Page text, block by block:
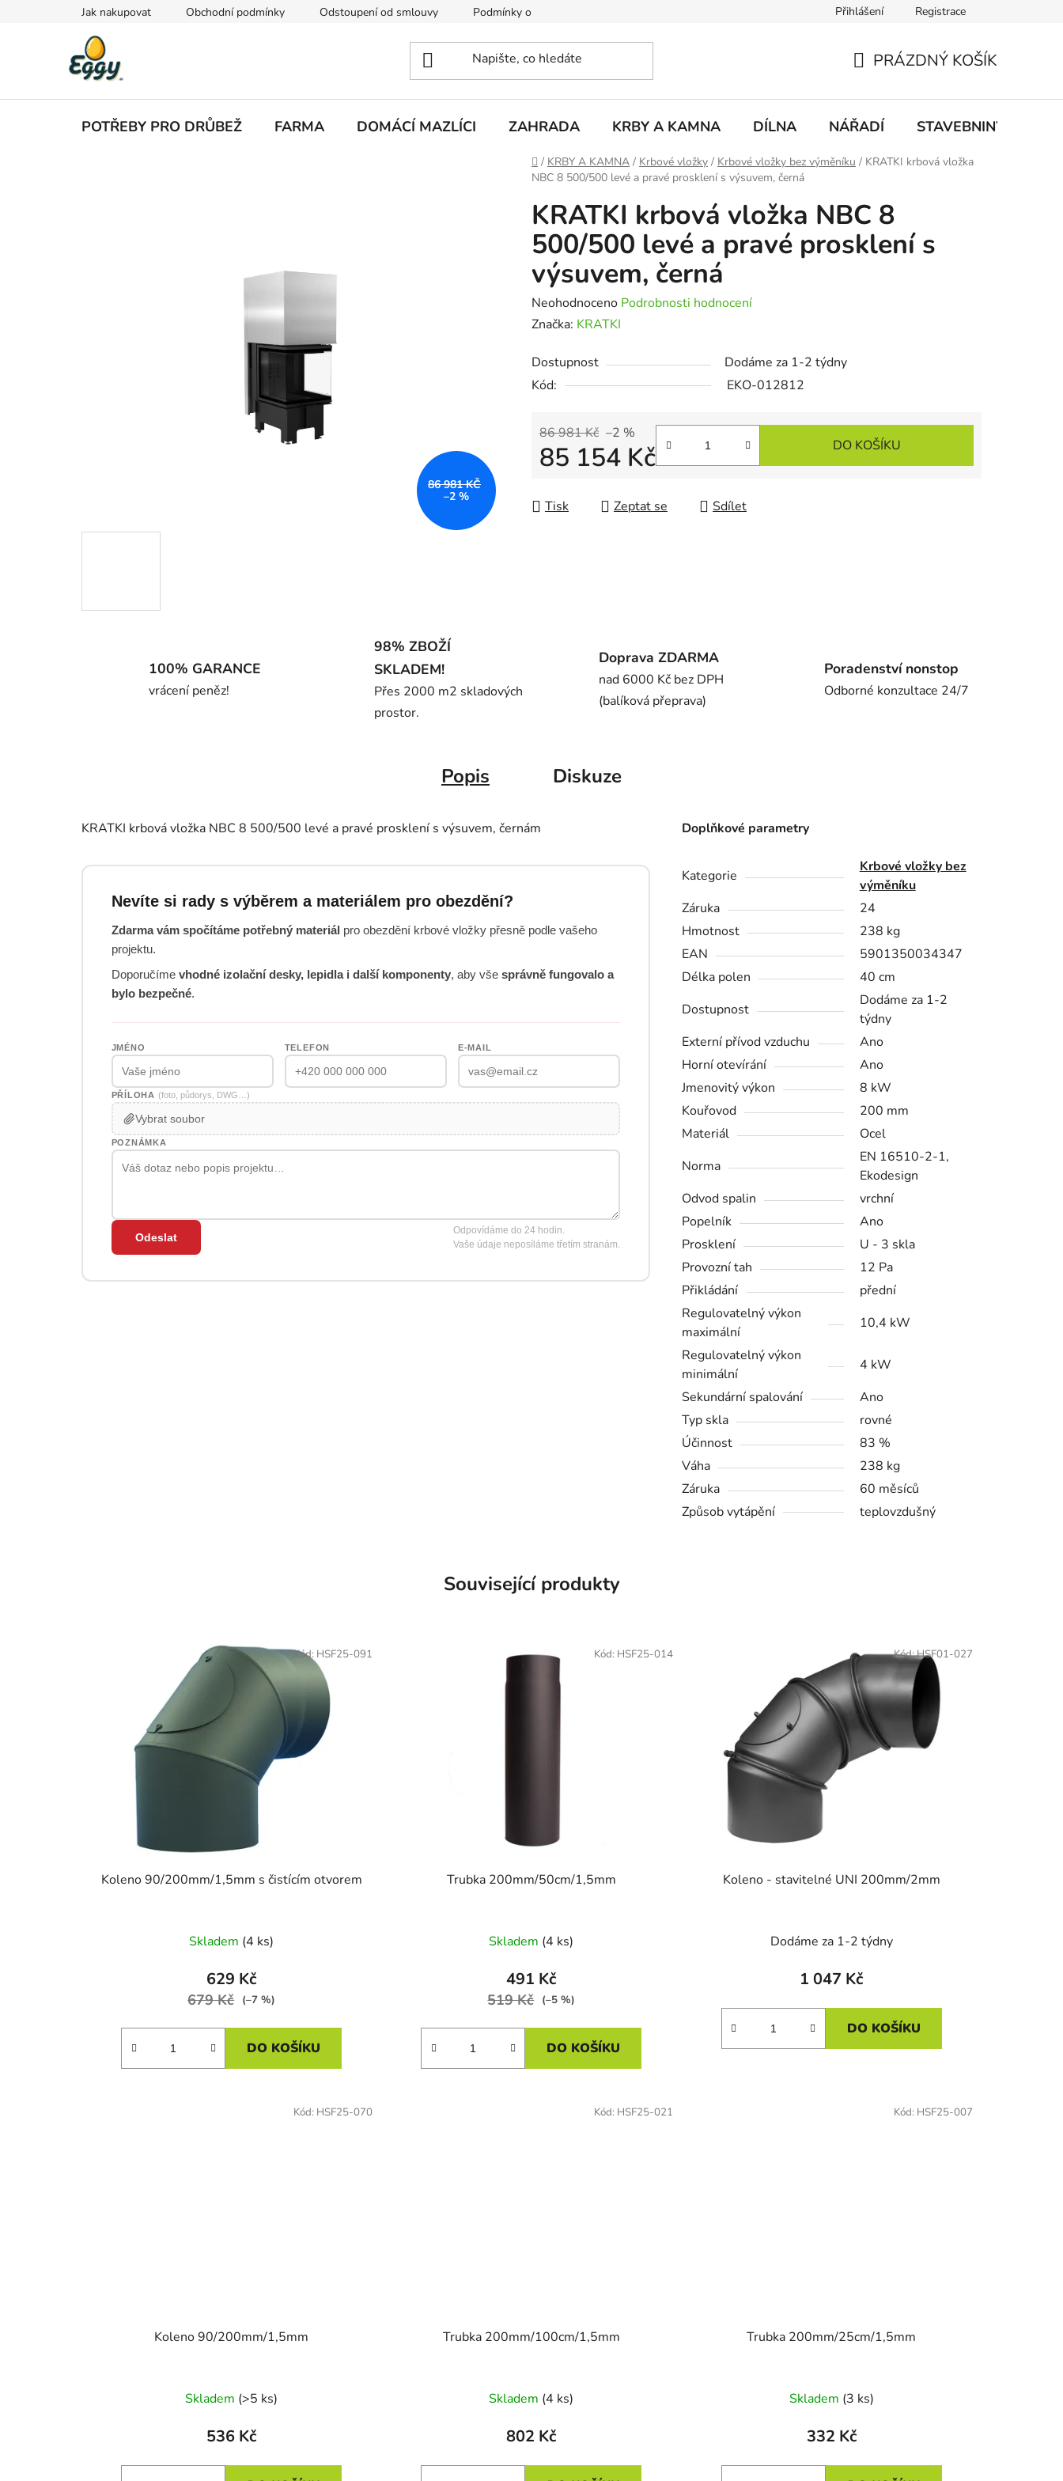
Jak nakupovat Obchodní podmínky Odstoupení od smlouvy Podmínky ochrany osobních údajů Doprava a platbaPřihlášení Registrace
KOŠÍK
PRÁZDNÝ KOŠÍK
POTŘEBY PRO DRŮBEŽ FARMA DOMÁCÍ MAZLÍCI ZAHRADA KRBY A KAMNA DÍLNA NÁŘADÍ STAVEBNINY
Domů
/ KRBY A KAMNA / Krbové vložky / Krbové vložky bez výměníku / KRATKI krbová vložka
NBC 8 500/500 levé a pravé prosklení s výsuvem, černá
KRATKI krbová vložka NBC 8
500/500 levé a pravé prosklení s
výsuvem, černá
Průměrné
hodnocení
je
0,0
hvězdiček.
Neohodnoceno Podrobnosti hodnocení
Značka: KRATKI
Dostupnost
Dodáme za 1-2 týdny
Kód:
EKO-012812
86 981 Kč –2 %
85 154 Kč DO KOŠÍKU
Tisk Zeptat se Sdílet
86 981 KČ
–2 %
100% GARANCE
vrácení peněz!
98% ZBOŽÍ
SKLADEM!
Přes 2000 m2 skladových
prostor.
Doprava ZDARMA
nad 6000 Kč bez DPH
(balíková přeprava)
Poradenství nonstop
Odborné konzultace 24/7
Popis Diskuze
KRATKI krbová vložka NBC 8 500/500 levé a pravé prosklení s výsuvem, černám
Nevíte si rady s výběrem a materiálem pro obezdění?
Zdarma vám spočítáme potřebný materiál pro obezdění krbové vložky přesně podle vašeho
projektu.
Doporučíme vhodné izolační desky, lepidla i další komponenty, aby vše správně fungovalo a
bylo bezpečné.
JMÉNO TELEFON E-MAIL
PŘÍLOHA (foto, půdorys, DWG…)
Vybrat soubor
POZNÁMKA
Odeslat
Odpovídáme do 24 hodin.
Vaše údaje neposíláme třetím stranám.
Doplňkové parametry
Kategorie
Krbové vložky bez
výměníku
Záruka
24
Hmotnost
238 kg
EAN
5901350034347
Délka polen
40 cm
Dostupnost
Dodáme za 1-2
týdny
Externí přívod vzduchu
Ano
Horní otevírání
Ano
Jmenovitý výkon
8 kW
Kouřovod
200 mm
Materiál
Ocel
Norma
EN 16510-2-1,
Ekodesign
Odvod spalin
vrchní
Popelník
Ano
Prosklení
U - 3 skla
Provozní tah
12 Pa
Přikládání
přední
Regulovatelný výkon
maximální
10,4 kW
Regulovatelný výkon
minimální
4 kW
Sekundární spalování
Ano
Typ skla
rovné
Účinnost
83 %
Váha
238 kg
Záruka
60 měsíců
Způsob vytápění
teplovzdušný
Související produkty
Koleno 90/200mm/1,5mm s čistícím otvorem
Skladem (4 ks)
629 Kč
679 Kč (–7 %)
DO KOŠÍKU
Kód: HSF25-091
Trubka 200mm/50cm/1,5mm
Skladem (4 ks)
491 Kč
519 Kč (–5 %)
DO KOŠÍKU
Kód: HSF25-014
Koleno - stavitelné UNI 200mm/2mm
Dodáme za 1-2 týdny
1 047 Kč
DO KOŠÍKU
Kód:HSF01-027
Koleno 90/200mm/1,5mm
Skladem (>5 ks)
536 Kč
Kód: HSF25-070
Trubka 200mm/100cm/1,5mm
Skladem (4 ks)
802 Kč
Kód: HSF25-021
Trubka 200mm/25cm/1,5mm
Skladem (3 ks)
332 Kč
Kód: HSF25-007